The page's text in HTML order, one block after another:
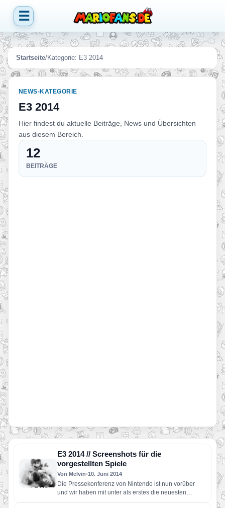
☰
Startseite/Kategorie: E3 2014
NEWS-KATEGORIE
E3 2014
Hier findest du aktuelle Beiträge, News und Übersichten
aus diesem Bereich.
12
BEITRÄGE
E3 2014 // Screenshots für die
vorgestellten Spiele
Von Melvin•10. Juni 2014
Die Pressekonferenz von Nintendo ist nun vorüber
und wir haben mit unter als erstes die neuesten